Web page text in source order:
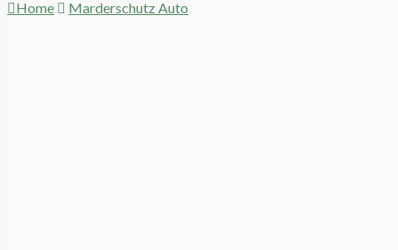
Home
Marderschutz Auto